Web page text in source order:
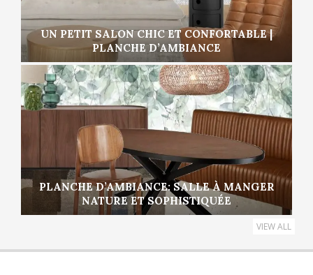
UN PETIT SALON CHIC ET CONFORTABLE |
PLANCHE D’AMBIANCE
PLANCHE D’AMBIANCE: SALLE À MANGER
NATURE ET SOPHISTIQUÉE
VIEW ALL